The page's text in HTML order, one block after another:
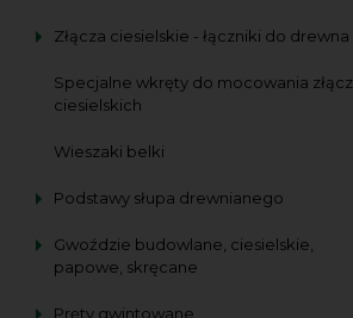
Złącza ciesielskie - łączniki do drewna
Specjalne wkręty do mocowania złącz
ciesielskich
Wieszaki belki
Podstawy słupa drewnianego
Gwoździe budowlane, ciesielskie,
papowe, skręcane
Pręty gwintowane